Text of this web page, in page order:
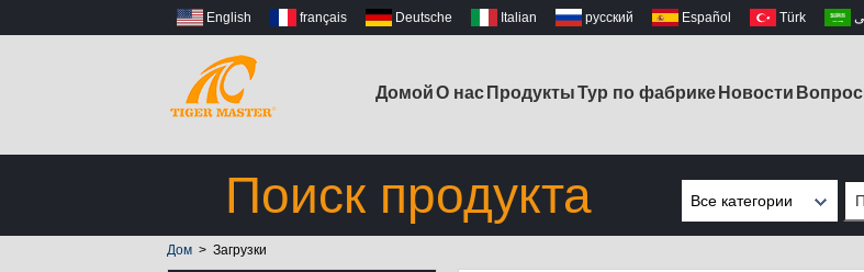
English français Deutsche Italian русский Español Türk
ДомойО нас ПродуктыТур по фабрике Новости
Поиск продукта Все категории
Защитные
Дом> Загрузки